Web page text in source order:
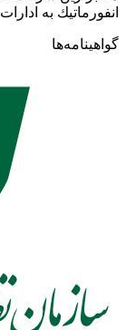
انفورماتيك به
گواهینامه‌ها